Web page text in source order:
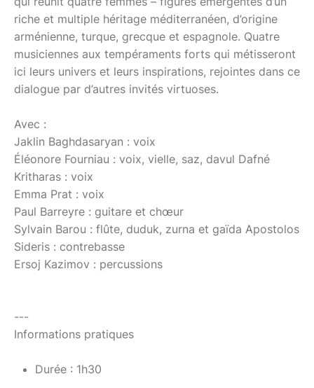
riche et multiple héritage méditerranéen, d’origine
arménienne, turque, grecque et espagnole. Quatre
musiciennes aux tempéraments forts qui métisseront
ici leurs univers et leurs inspirations, rejointes dans ce
dialogue par d’autres invités virtuoses.
Avec :
Jaklin Baghdasaryan : voix
Éléonore Fourniau : voix, vielle, saz, davul Dafné
Kritharas : voix
Emma Prat : voix
Paul Barreyre : guitare et chœur
Sylvain Barou : flûte, duduk, zurna et gaïda Apostolos
Sideris : contrebasse
Ersoj Kazimov : percussions
---
Informations pratiques
Durée : 1h30